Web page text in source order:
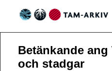
Huvudnavigering
Betänkande
och stadgar